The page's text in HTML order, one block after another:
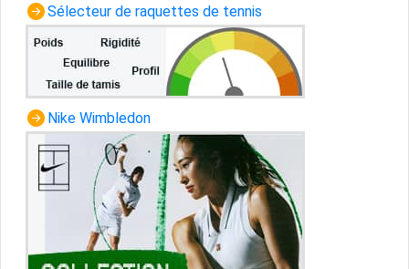
Sélecteur de raquettes de tennis
Nike Wimbledon